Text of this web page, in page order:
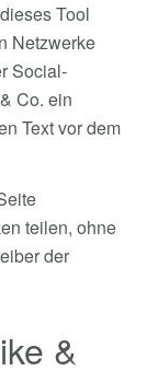
Tool
Netzwerke
Social-
Co. ein
Text vor dem
teilen, ohne
der
&